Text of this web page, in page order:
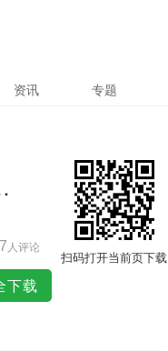
资讯 专题
新免费
人评论
下载
扫码打开当前页下载